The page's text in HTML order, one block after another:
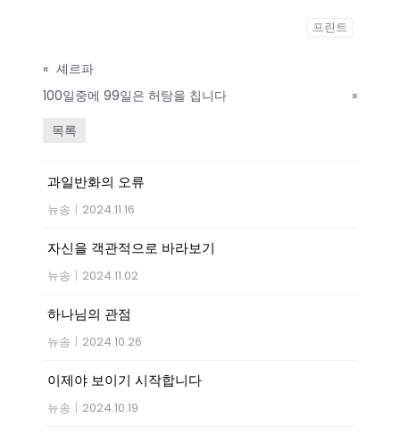
프린트
« 셰르파
100일중에 99일은 허탕을 칩니다
»
목록
과일반화의 오류
뉴송 | 2024.11.16
자신을 객관적으로 바라보기
뉴송 | 2024.11.02
하나님의 관점
뉴송 | 2024.10.26
이제야 보이기 시작합니다
뉴송 | 2024.10.19